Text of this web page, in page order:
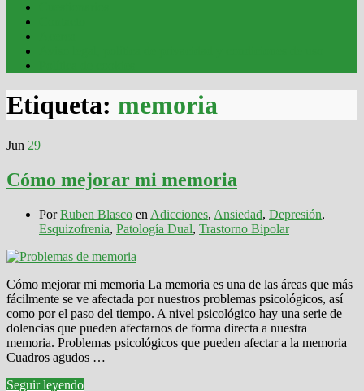
Etiqueta: memoria
Jun 29
Cómo mejorar mi memoria
PorRuben Blasco en Adicciones, Ansiedad, Depresión,
Esquizofrenia, Patología Dual, Trastorno Bipolar
Cómo mejorar mi memoria La memoria es una de las áreas que más
fácilmente se ve afectada por nuestros problemas psicológicos, así
como por el paso del tiempo. A nivel psicológico hay una serie de
dolencias que pueden afectarnos de forma directa a nuestra
memoria. Problemas psicológicos que pueden afectar a la memoria
Cuadros agudos …
Seguir leyendo